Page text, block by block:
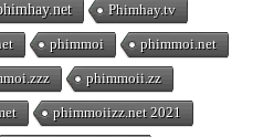
Phimhay.tv
phimmoi phimmoi.net
phimmoii.zz
phimmoiizz.net 2021